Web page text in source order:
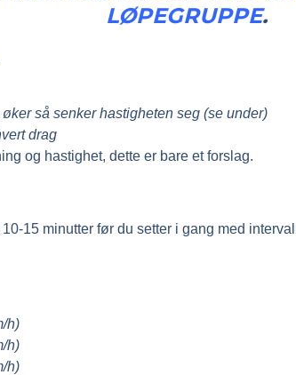
LØPEGRUPPE.
så senker hastigheten seg (se under)
drag
og hastighet, dette er bare et forslag.
15 minutter før du setter i gang med
h)
h)
h)